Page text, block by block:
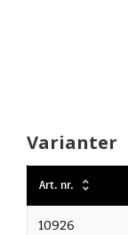
Varianter
Art. nr.
10926